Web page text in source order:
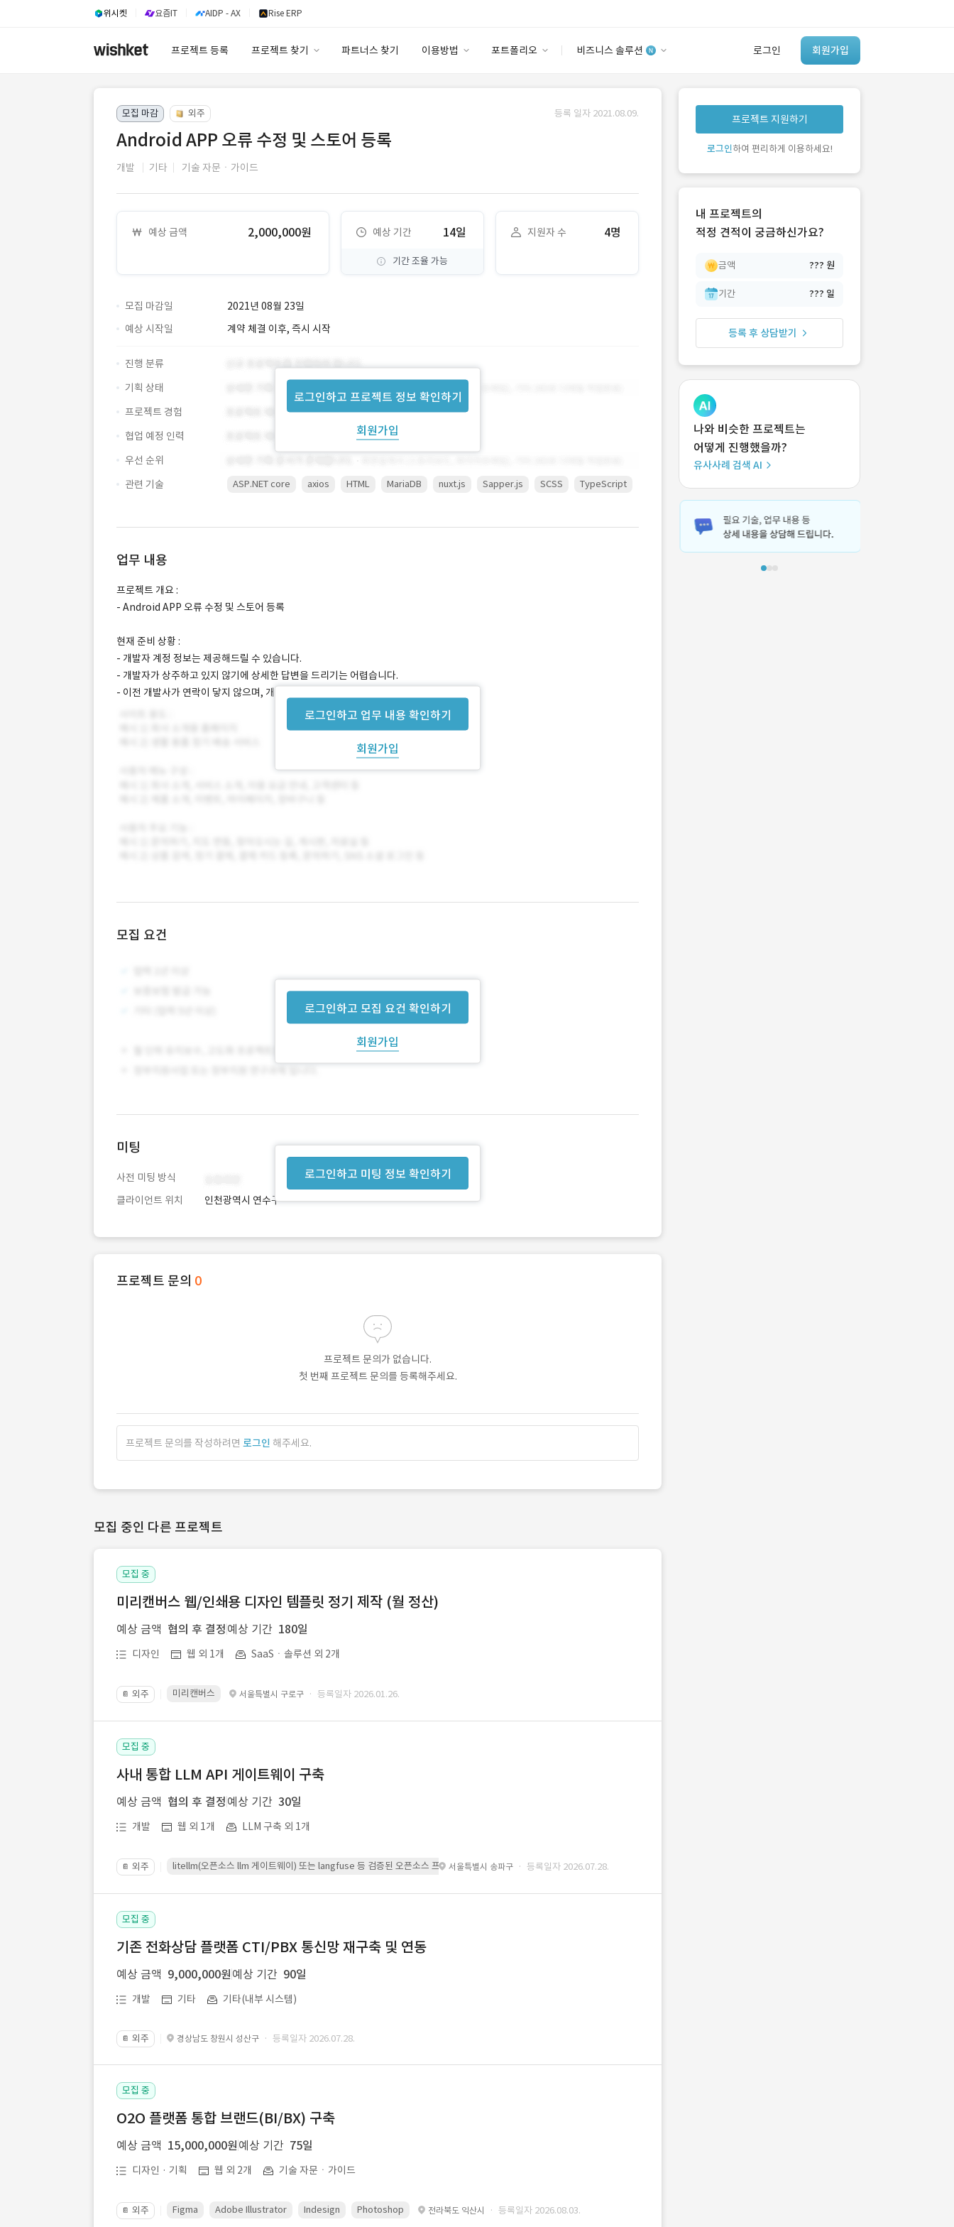
위시켓 요즘IT AIDP - AX Rise ERP
프로젝트 등록 프로젝트 찾기 파트너스 찾기 이용방법 포트폴리오 비즈니스 솔루션 로그인 회원가입
안심 코드 케어
유사사례 검색 AI
‘이런 거’ 만들어본
개발 회사 있어?
모집 마감 외주 등록 일자 2021.08.09.
Android APP 오류 수정 및 스토어 등록
개발 기타 기술 자문ㆍ가이드
예상 금액 2,000,000원 예상 기간 14일
기간 조율 가능
지원자 수 4명
모집 마감일 2021년 08월 23일
로그인하고 프로젝트 정보 확인하기
회원가입
예상 시작일 계약 체결 이후, 즉시 시작
진행 분류
기획 상태
프로젝트 경험
협업 예정 인력
우선 순위
관련 기술
ASP.NET core axios HTML MariaDB nuxt.js Sapper.js SCSS TypeScript
업무 내용
로그인하고 업무 내용 확인하기
회원가입
프로젝트 개요 :
- Android APP 오류 수정 및 스토어 등록
현재 준비 상황 :
- 개발자 계정 정보는 제공해드릴 수 있습니다.
- 개발자가 상주하고 있지 않기에 상세한 답변을 드리기는 어렵습니다.
- 이전 개발사가 연락이 닿지 않으며, 개발 사양이라고 전달받은 내용은 아래와 같습니다.
모집 요건
로그인하고 모집 요건 확인하기
회원가입
로그인하고 미팅 정보 확인하기
미팅
사전 미팅 방식
클라이언트 위치
인천광역시 연수구
프로젝트 문의 0
프로젝트 문의가 없습니다.
첫 번째 프로젝트 문의를 등록해주세요.
프로젝트 문의를 작성하려면 로그인 해주세요.
모집 중인 다른 프로젝트
모집 중
미리캔버스 웹/인쇄용 디자인 템플릿 정기 제작 (월 정산)
예상 금액 협의 후 결정 예상 기간 180일
디자인 웹 외 1개 SaaSㆍ솔루션 외 2개
📔 외주 미리캔버스 서울특별시 구로구 · 등록일자 2026.01.26.
모집 중
사내 통합 LLM API 게이트웨이 구축
예상 금액 협의 후 결정 예상 기간 30일
개발 웹 외 1개 LLM 구축 외 1개
📔 외주 litellm(오픈소스 llm 게이트웨이) 또는 langfuse 등 검증된 오픈소스 프레임워크를 기반으로 시스템을 구축
서울특별시 송파구 · 등록일자 2026.07.28.
모집 중
기존 전화상담 플랫폼 CTI/PBX 통신망 재구축 및 연동
예상 금액 9,000,000원 예상 기간 90일
개발 기타 기타(내부 시스템)
📔 외주 경상남도 창원시 성산구 · 등록일자 2026.07.28.
모집 중
O2O 플랫폼 통합 브랜드(BI/BX) 구축
예상 금액 15,000,000원 예상 기간 75일
디자인 · 기획 웹 외 2개 기술 자문ㆍ가이드
📔 외주 Figma Adobe Illustrator Indesign Photoshop 전라북도 익산시 · 등록일자 2026.08.03.
프로젝트 지원하기
로그인하여 편리하게 이용하세요!
내 프로젝트의
적정 견적이 궁금하신가요?
금액 ??? 원
기간 ??? 일
등록 후 상담받기
나와 비슷한 프로젝트는
어떻게 진행했을까?
유사사례 검색 AI